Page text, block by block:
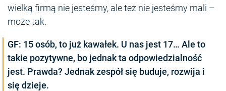
wielką firmą nie jesteśmy, ale też nie jesteśmy mali –
może tak.
GF: 15 osób, to już kawałek. U nas jest 17… Ale to
takie pozytywne, bo jednak ta odpowiedzialność
jest. Prawda? Jednak zespół się buduje, rozwija i
się dzieje.